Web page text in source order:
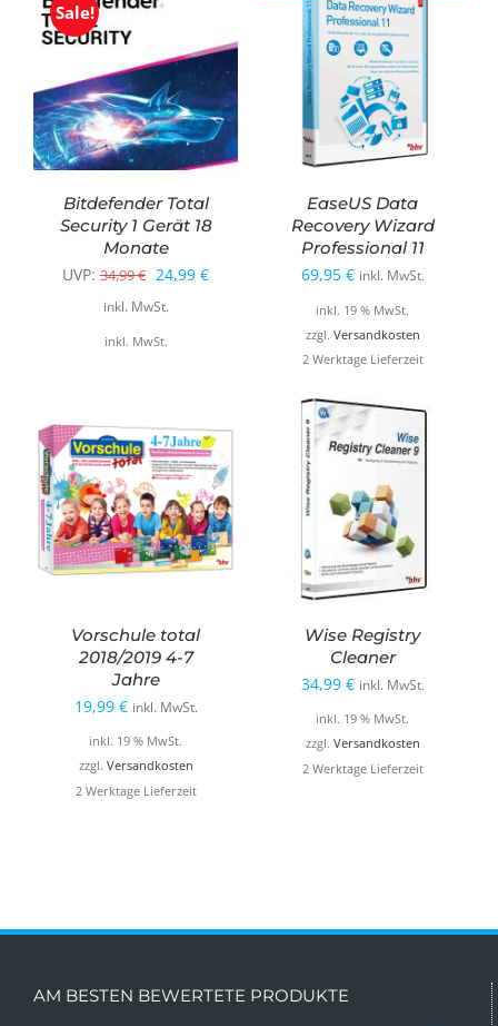
Sale!
Bitdefender Total
Security 1 Gerät 18
Monate
UVP: 34,99€ Ursprünglicher
Preis
war:
24,99 €Aktueller
inkl. MwSt.
inkl. MwSt.
EaseUS Data
Recovery Wizard
Professional 11
69,95 € inkl. MwSt.
inkl. 19 % MwSt.
zzgl. Versandkosten
2 Werktage Lieferzeit
Vorschule total
2018/2019 4-7
Jahre
19,99 € inkl. MwSt.
inkl. 19 % MwSt.
zzgl. Versandkosten
2 Werktage Lieferzeit
Wise Registry
Cleaner
34,99 € inkl. MwSt.
inkl. 19 % MwSt.
zzgl. Versandkosten
2 Werktage Lieferzeit
AM BESTEN BEWERTETE PRODUKTE